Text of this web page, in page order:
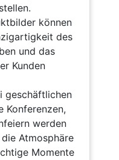
können
des
und das
Kunden
geschäftlichen
Konferenzen,
werden
Atmosphäre
Momente